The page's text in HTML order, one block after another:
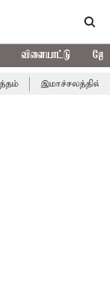
விளையாட்டு
இமாச்சலத்தில்